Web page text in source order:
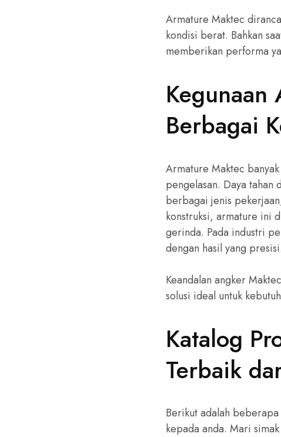
Armature Maktec
kondisi berat. Bahkan
memberikan performa
Berbagai
Armature Maktec
pengelasan. Daya
berbagai jenis
konstruksi, armature ini
gerinda. Pada industri
dengan hasil yang presisi.
Keandalan angker
solusi ideal untuk
Katalog
Terbaik
Berikut adalah
kepada anda. Mari